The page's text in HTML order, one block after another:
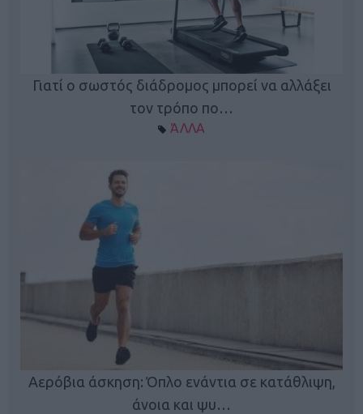
Γιατί ο σωστός διάδρομος μπορεί να αλλάξει
τον τρόπο πο…
ΆΛΛΑ
Αερόβια άσκηση: Όπλο ενάντια σε κατάθλιψη,
άνοια και ψυ…